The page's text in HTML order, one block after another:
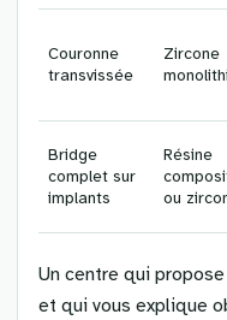
Couronne
transvissée
Zircone
Bridge
complet sur
implants
Résine
ou
Un centre qui
et qui vous explique